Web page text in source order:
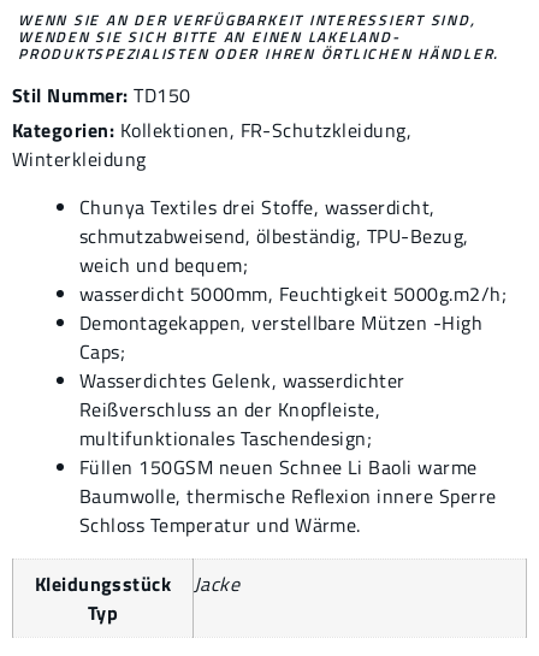
WENN SIE AN DER VERFÜGBARKEIT INTERESSIERT SIND,
WENDEN SIE SICH BITTE AN EINEN LAKELAND-
PRODUKTSPEZIALISTEN ODER IHREN ÖRTLICHEN HÄNDLER.
Stil Nummer: TD150
Kategorien: Kollektionen, FR-Schutzkleidung,
Winterkleidung
Chunya Textiles drei Stoffe, wasserdicht,
schmutzabweisend, ölbeständig, TPU-Bezug,
weich und bequem;
wasserdicht 5000mm, Feuchtigkeit 5000g.m2/h;
Demontagekappen, verstellbare Mützen -High
Caps;
Wasserdichtes Gelenk, wasserdichter
Reißverschluss an der Knopfleiste,
multifunktionales Taschendesign;
Füllen 150GSM neuen Schnee Li Baoli warme
Baumwolle, thermische Reflexion innere Sperre
Schloss Temperatur und Wärme.
Kleidungsstück
Typ
Jacke